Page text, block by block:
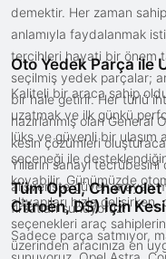
demektir. Her zaman
anlamıyla faydalanmak
tercihleri hayati bir önem
seçilmiş yedek parçalar;
bir hale getirir. Her türlü
hazırlanmış olan General
kesin çözümleri
Yılların sanayi
alışverişte güven arayan
fırsatları sunuyoruz.
Oto Yedek Parça ile
Kaliteli bir araca sahip
uzatmak ve ilk günkü
lüks ve güvenli bir ulaşım
seçeneği ile
koyabilir. Günümüzde
altyapıları hızla
seçenekleri araç
üzerinden aracınıza en
Tüm Opel,
Citroën, DS) İçin
Sadece parça satmıyor,